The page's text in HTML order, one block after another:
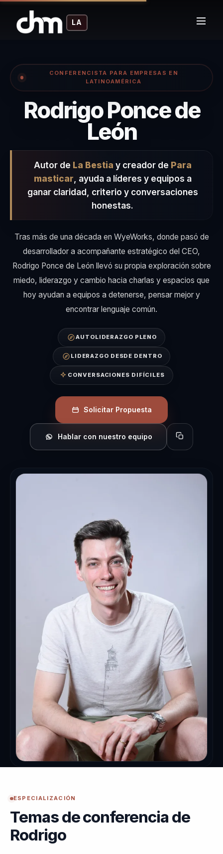
LA
CONFERENCISTA PARA EMPRESAS EN
LATINOAMÉRICA
Rodrigo Ponce de
León–
Autor de La Bestia y creador de Para
masticar , ayuda a líderes y equipos a
ganar claridad, criterio y conversaciones
honestas.
Tras más de una década en WyeWorks, donde pasó de
desarrollador a acompañante estratégico del CEO,
Rodrigo Ponce de León llevó su propia exploración sobre
miedo, liderazgo y cambio hacia charlas y espacios que
hoy ayudan a equipos a detenerse, pensar mejor y
encontrar lenguaje común.
AUTOLIDERAZGO PLENO
LIDERAZGO DESDE DENTRO
CONVERSACIONES DIFÍCILES
Solicitar Propuesta
Hablar con nuestro equipo Copiar perfil
ESPECIALIZACIÓN
Temas de conferencia de
Rodrigo